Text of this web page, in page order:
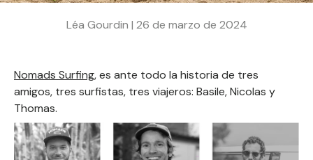
Léa Gourdin | 26 de marzo de 2024
Nomads Surfing, es ante todo la historia de tres
amigos, tres surfistas, tres viajeros: Basile, Nicolas y
Thomas.